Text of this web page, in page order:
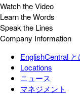
Watch the Video
Learn the Words
Speak the Lines
Company Information
EnglishCentral と
Locations
ニュース
マネジメント